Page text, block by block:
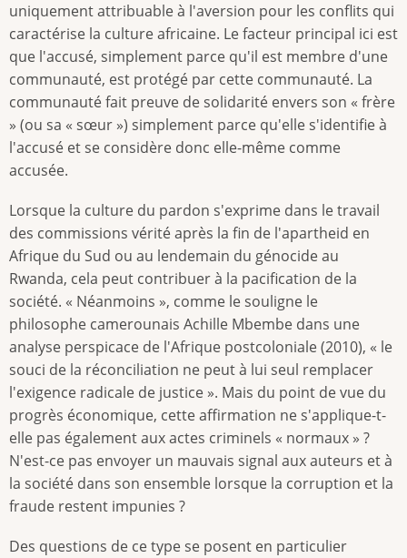
uniquement attribuable à l'aversion pour les conflits qui
caractérise la culture africaine. Le facteur principal ici est
que l'accusé, simplement parce qu'il est membre d'une
communauté, est protégé par cette communauté. La
communauté fait preuve de solidarité envers son « frère
» (ou sa « sœur ») simplement parce qu'elle s'identifie à
l'accusé et se considère donc elle-même comme
accusée.
Lorsque la culture du pardon s'exprime dans le travail
des commissions vérité après la fin de l'apartheid en
Afrique du Sud ou au lendemain du génocide au
Rwanda, cela peut contribuer à la pacification de la
société. « Néanmoins », comme le souligne le
philosophe camerounais Achille Mbembe dans une
analyse perspicace de l'Afrique postcoloniale (2010), « le
souci de la réconciliation ne peut à lui seul remplacer
l'exigence radicale de justice ». Mais du point de vue du
progrès économique, cette affirmation ne s'applique-t-
elle pas également aux actes criminels « normaux » ?
N'est-ce pas envoyer un mauvais signal aux auteurs et à
la société dans son ensemble lorsque la corruption et la
fraude restent impunies ?
Des questions de ce type se posent en particulier